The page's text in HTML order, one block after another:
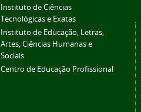
Instituto de Ciências
Tecnológicas e Exatas
Instituto de Educação, Letras,
Artes, Ciências Humanas e
Sociais
Centro de Educação Profissional